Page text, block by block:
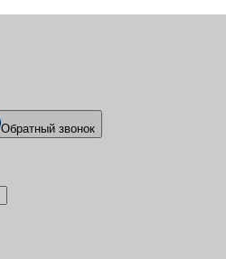
Обратный звонок